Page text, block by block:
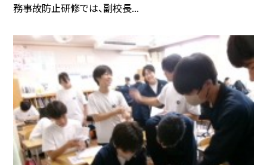
務事故防止研修では、副校長...